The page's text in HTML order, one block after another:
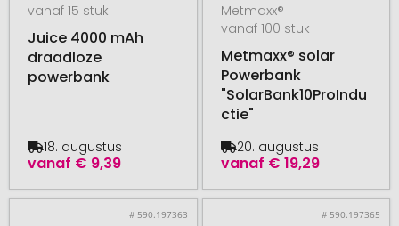
vanaf 15 stuk
Juice 4000 mAh
draadloze
powerbank
vanaf € 9,39
18. augustus
Metmaxx®
vanaf 100 stuk
Metmaxx® solar
Powerbank
"SolarBank10ProIndu
ctie"
vanaf € 19,29
20. augustus
# 590.197363 # 590.197365